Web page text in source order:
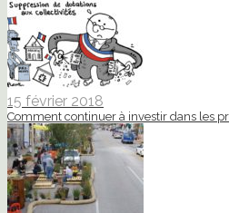
15 février 2018
Comment continuer à investir dans les